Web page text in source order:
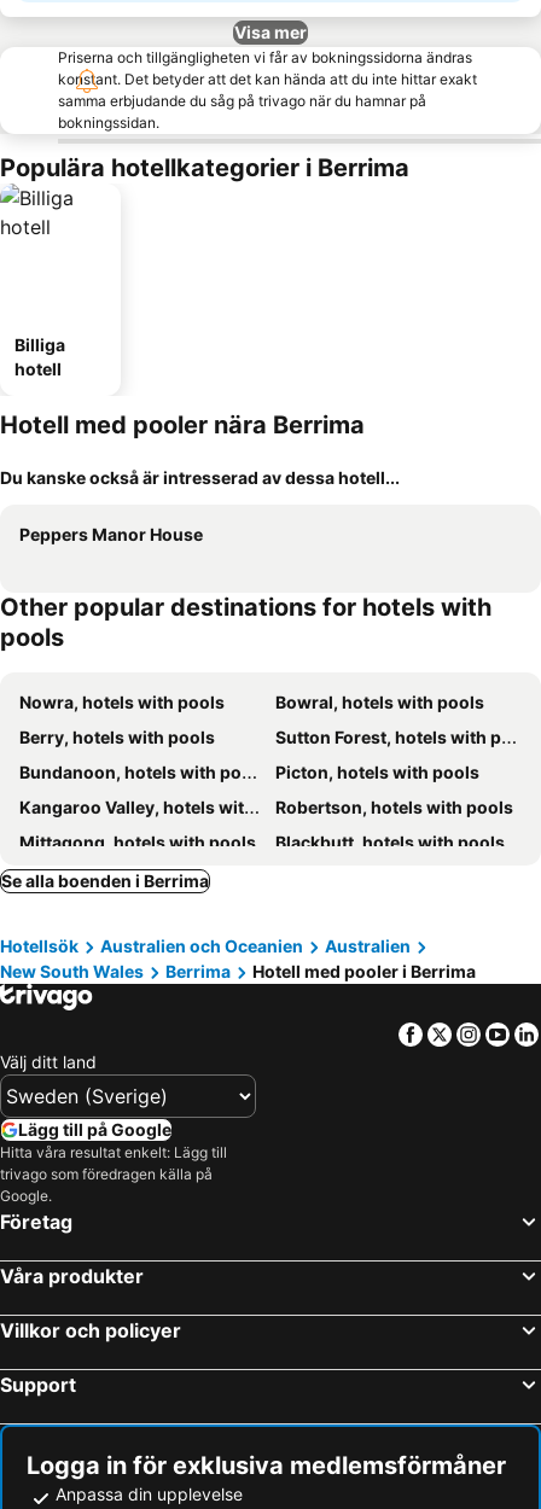
Visa mer
Priserna och tillgängligheten vi får av bokningssidorna ändras
konstant. Det betyder att det kan hända att du inte hittar exakt
samma erbjudande du såg på trivago när du hamnar på
bokningssidan.
Populära hotellkategorier i Berrima
Billiga
hotell
Hotell med pooler nära Berrima
Du kanske också är intresserad av dessa hotell...
Peppers Manor House
Other popular destinations for hotels with
pools
Nowra, hotels with pools
Bowral, hotels with pools
Berry, hotels with pools
Sutton Forest, hotels with pools
Bundanoon, hotels with pools
Picton, hotels with pools
Kangaroo Valley, hotels with pools
Robertson, hotels with pools
Mittagong, hotels with pools
Blackbutt, hotels with pools
Moss Vale, hotels with pools
Se alla boenden i Berrima
Hotellsök Australien och Oceanien
Australien
New South Wales
Berrima Hotell med pooler i Berrima
Facebook
Twitter
Välj ditt land
Lägg till på Google
Hitta våra resultat enkelt: Lägg till
trivago som föredragen källa på
Google.
Företag
Våra produkter
Villkor och policyer
Support
Logga in för exklusiva medlemsförmåner
Anpassa din upplevelse